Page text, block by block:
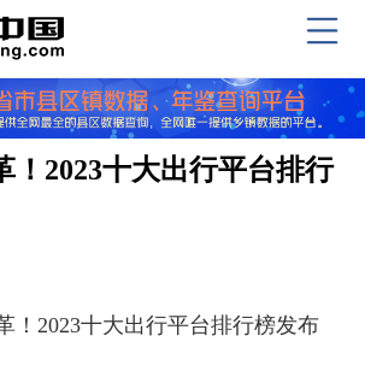
！2023十大出行平台排行
！2023十大出行平台排行榜发布